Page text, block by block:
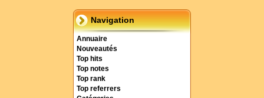
Navigation
Annuaire
Nouveautés
Top hits
Top notes
Top rank
Top referrers